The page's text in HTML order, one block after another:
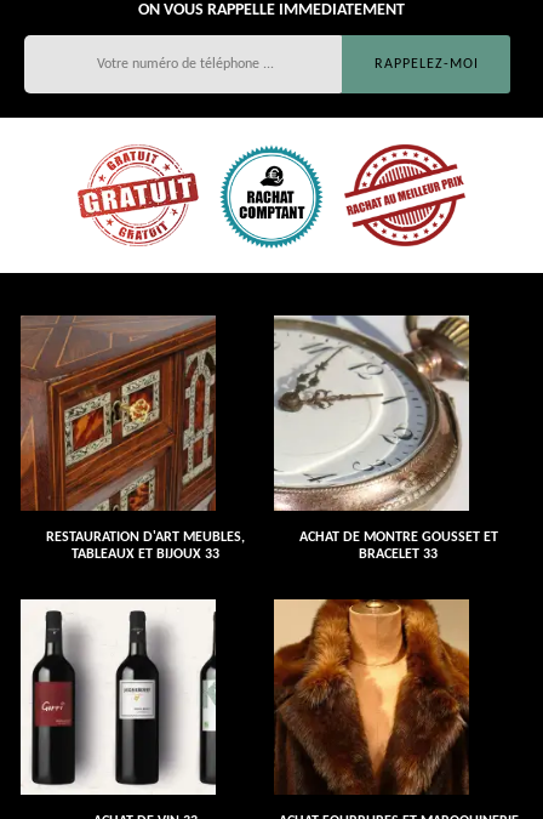
ON VOUS RAPPELLE IMMEDIATEMENT
RESTAURATION D'ART MEUBLES,
TABLEAUX ET BIJOUX 33
ACHAT DE MONTRE GOUSSET ET
BRACELET 33